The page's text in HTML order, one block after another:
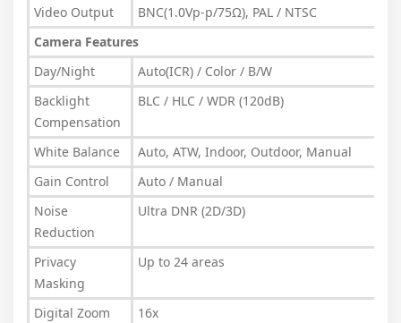
Video Output
BNC(1.0Vp-p/75Ω), PAL / NTSC
Camera Features
Day/Night
Auto(ICR) / Color / B/W
Backlight
Compensation
BLC / HLC / WDR (120dB)
White Balance
Auto, ATW, Indoor, Outdoor, Manual
Gain Control
Auto / Manual
Noise
Reduction
Ultra DNR (2D/3D)
Privacy
Masking
Up to 24 areas
Digital Zoom
16x